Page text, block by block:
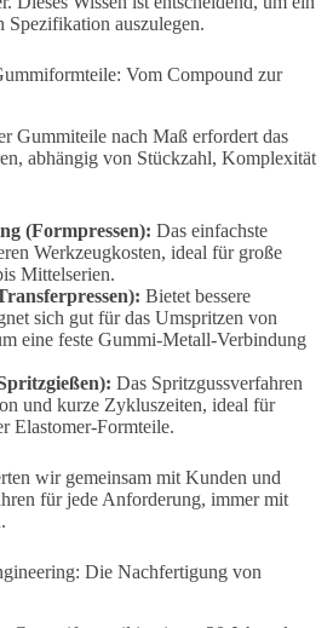
Spezifikation auszulegen.
Vom Compound zur
Gummiteile nach Maß erfordert das
abhängig von Stückzahl, Komplexität
(Formpressen): Das einfachste
Werkzeugkosten, ideal für große
Mittelserien.
Bietet bessere
sich gut für das Umspritzen von
eine feste Gummi-Metall-Verbindung
Das Spritzgussverfahren
und kurze Zykluszeiten, ideal für
Elastomer-Formteile.
wir gemeinsam mit Kunden und
für jede Anforderung, immer mit
Die Nachfertigung von